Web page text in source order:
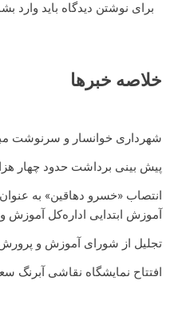
برای نوشتن دیدگاه باید وارد
خلاصه خبرها
شهرداری خوانسار و سرنوشت
پیش بینی برداشت حدود چهار
انتصاب «خسرو دهاقین» به
آموزش ابتدایی اداره‌کل
تجلیل از شورای آموزش و پرورش
افتتاح نمایشگاه نقاشی آبرنگ